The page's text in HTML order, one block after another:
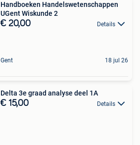
Handboeken Handelswetenschappen
UGent Wiskunde 2
€ 20,00 Details
Gent 18 jul 26
Delta 3e graad analyse deel 1A
€ 15,00 Details